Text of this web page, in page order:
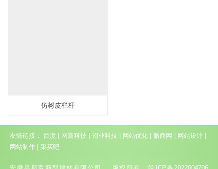
仿树皮栏杆
友情链接： 百度 网新科技 诏业科技 网站优化 徽商网 网站设计
网站制作
采买吧